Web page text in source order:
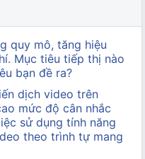
quy mô, tăng hiệu
Mục tiêu tiếp thị nào
bạn đề ra?
dịch video trên
mức độ cân nhắc
sử dụng tính năng
theo trình tự mang